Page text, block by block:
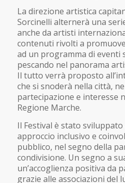
La direzione artistica
Sorcinelli alternerà una
anche da artisti
contenuti rivolti a
ad un programma di eventi
pescando nel panorama
Il tutto verrà proposto
che si snoderà nella città,
partecipazione e interesse
Regione Marche.
Il Festival è stato
approccio inclusivo e
pubblico, nel segno della
condivisione. Un segno a
un’accoglienza positiva da
grazie alle associazioni del